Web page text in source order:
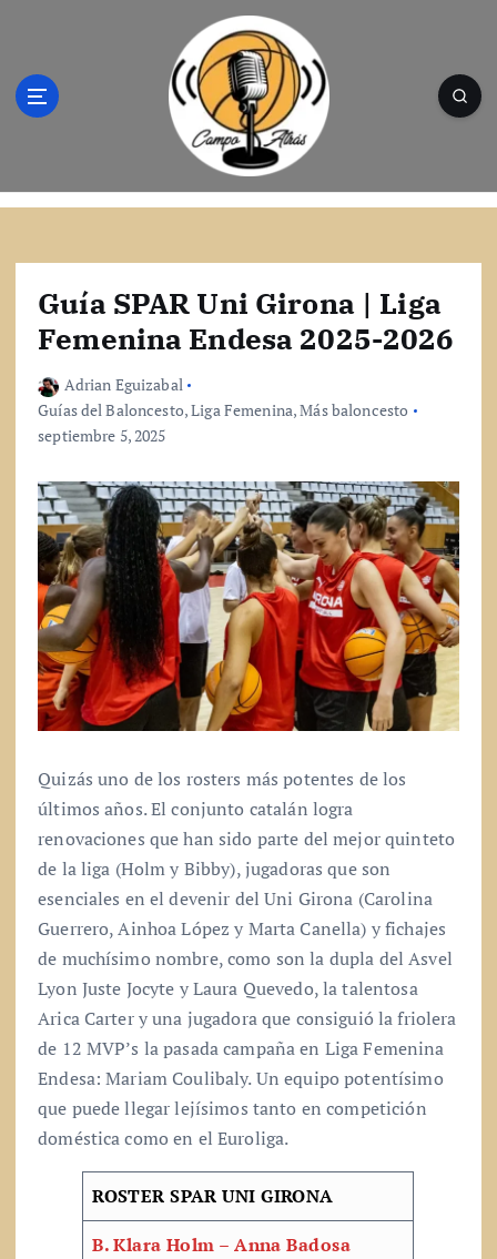
l
Campo Atrás - Tu web de baloncesto donde
mundo de la canasta. Crónicas, noticias,
artículos y fotos del mejor baloncesto
Guía SPAR Uni Girona | Liga
Femenina Endesa 2025-2026
Adrian Eguizabal
Guías del Baloncesto,Liga Femenina,Más baloncesto
septiembre 5, 2025
Quizás uno de los rosters más potentes de los
últimos años. El conjunto catalán logra
renovaciones que han sido parte del mejor quinteto
de la liga (Holm y Bibby), jugadoras que son
esenciales en el devenir del Uni Girona (Carolina
Guerrero, Ainhoa López y Marta Canella) y fichajes
de muchísimo nombre, como son la dupla del Asvel
Lyon Juste Jocyte y Laura Quevedo, la talentosa
Arica Carter y una jugadora que consiguió la friolera
de 12 MVP’s la pasada campaña en Liga Femenina
Endesa: Mariam Coulibaly. Un equipo potentísimo
que puede llegar lejísimos tanto en competición
doméstica como en el Euroliga.
ROSTER SPAR UNI GIRONA
B. Klara Holm – Anna Badosa